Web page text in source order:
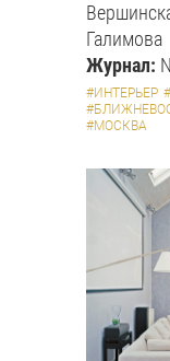
Галимова
Журнал:
#ИНТЕРЬЕР
#МОСКВА